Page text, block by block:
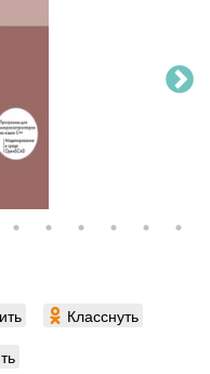
Класснуть